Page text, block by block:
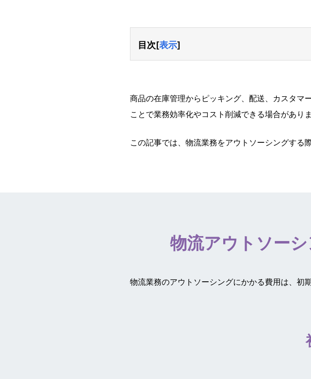
目次[表示]
商品の在庫管理からピッキング、配送、カスタマ
ことで業務効率化やコスト削減できる場合がありま
この記事では、物流業務をアウトソーシングする
物流アウトソー
物流業務のアウトソーシングにかかる費用は、初